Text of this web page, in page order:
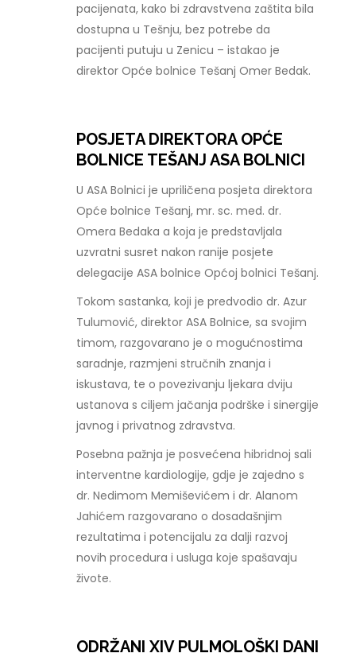
pacijenata, kako bi zdravstvena zaštita bila
dostupna u Tešnju, bez potrebe da
pacijenti putuju u Zenicu – istakao je
direktor Opće bolnice Tešanj Omer Bedak.
POSJETA DIREKTORA OPĆE
BOLNICE TEŠANJ ASA BOLNICI
U ASA Bolnici je upriličena posjeta direktora
Opće bolnice Tešanj, mr. sc. med. dr.
Omera Bedaka a koja je predstavljala
uzvratni susret nakon ranije posjete
delegacije ASA bolnice Općoj bolnici Tešanj.
Tokom sastanka, koji je predvodio dr. Azur
Tulumović, direktor ASA Bolnice, sa svojim
timom, razgovarano je o mogućnostima
saradnje, razmjeni stručnih znanja i
iskustava, te o povezivanju ljekara dviju
ustanova s ciljem jačanja podrške i sinergije
javnog i privatnog zdravstva.
Posebna pažnja je posvećena hibridnoj sali
interventne kardiologije, gdje je zajedno s
dr. Nedimom Memiševićem i dr. Alanom
Jahićem razgovarano o dosadašnjim
rezultatima i potencijalu za dalji razvoj
novih procedura i usluga koje spašavaju
živote.
ODRŽANI XIV PULMOLOŠKI DANI